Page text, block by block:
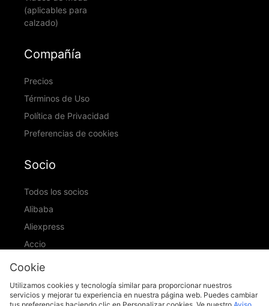
(aplicables para
calzado)
Compañía
Precios
Términos de Uso
Política de Privacidad
Preferencias de cookies
Socio
Todos los socios
Alibaba
Aliexpress
Accio
ID Ranking
Cookie
Utilizamos cookies y tecnología similar para proporcionar nuestros
servicios y mejorar tu experiencia en nuestra página web. Puedes cambiar